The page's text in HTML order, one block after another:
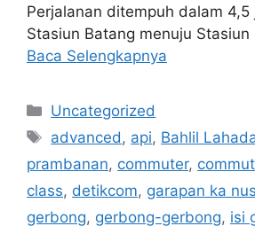
Perjalanan ditempuh dalam 4,5
Stasiun Batang menuju
Baca Selengkapnya
Kategori
Uncategorized
Tag
advanced, api, Bahlil
prambanan, commuter,
class, detikcom, garapan ka
gerbong, gerbong-gerbong, isi